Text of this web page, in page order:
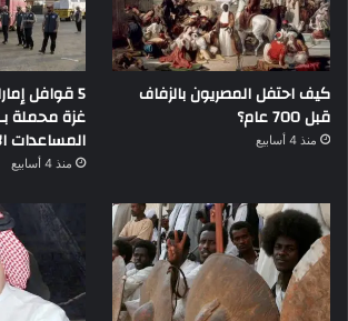
كيف احتفل المصريون بالزفاف
قبل 700 عام؟
منذ 4 أسابيع
5 قوافل
المساعدات
منذ 4 أسابيع